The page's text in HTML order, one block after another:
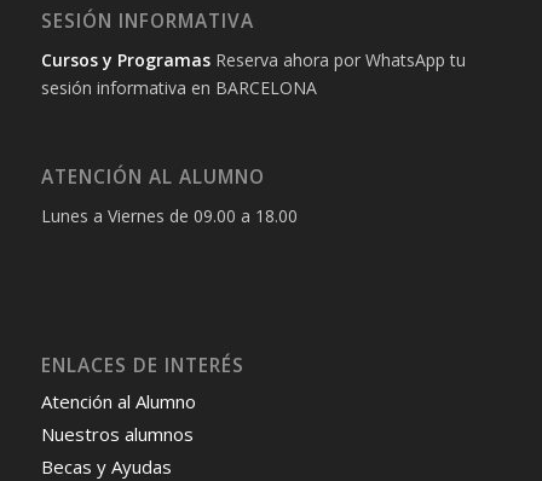
SESIÓN INFORMATIVA
Cursos y ProgramasReserva ahora por WhatsApp tu
sesión informativa en BARCELONA
ATENCIÓN AL ALUMNO
Lunes a Viernes de 09.00 a 18.00
ENLACES DE INTERÉS
Atención al Alumno
Nuestros alumnos
Becas y Ayudas